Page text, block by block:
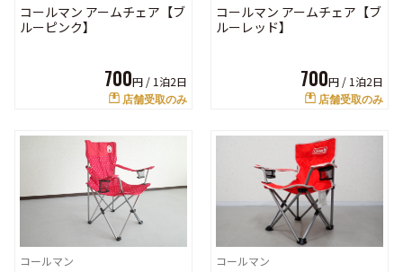
コールマン アームチェア【ブ
ルーピンク】
700円 / 1泊2日
店舗受取のみ
コールマン アームチェア【ブ
ルーレッド】
700円 / 1泊2日
店舗受取のみ
コールマン コールマン